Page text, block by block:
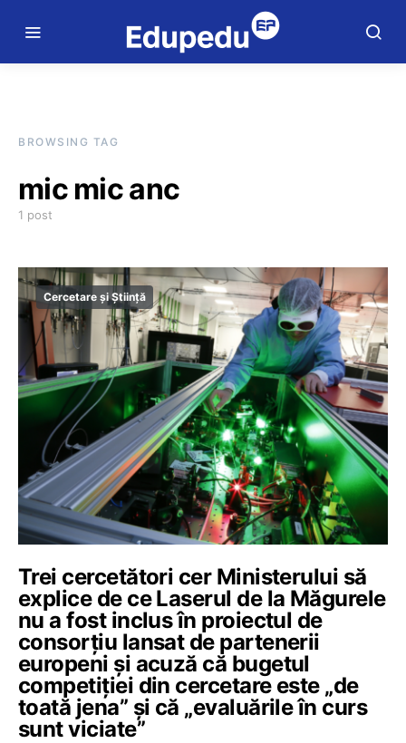
BROWSING TAG
mic mic anc
1 post
Cercetare și Știință
Trei cercetători cer Ministerului să
explice de ce Laserul de la Măgurele
nu a fost inclus în proiectul de
consorțiu lansat de partenerii
europeni și acuză că bugetul
competiției din cercetare este „de
toată jena” și că „evaluările în curs
sunt viciate”